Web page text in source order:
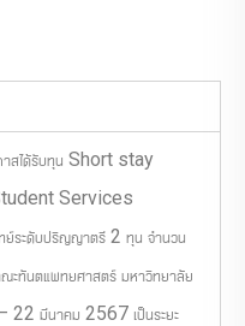
กาสได้รับทุน Short stay
Services
ะดับปริญญาตรี 2 ทุน จำนวน
ะทันตแพทยศาสตร์ มหาวิทยาลัย
22 มีนาคม 2567 เป็นระยะ